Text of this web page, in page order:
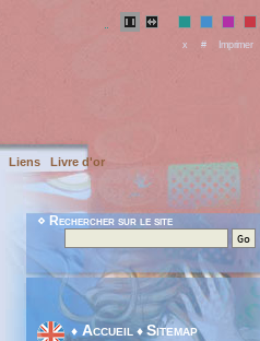
Liens Livre d'or
⋄ Rechercher sur le site
♦ Accueil ♦ Sitemap
x # Imprimer